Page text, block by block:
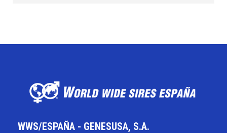
WWS/ESPAÑA - GENESUSA, S.A.